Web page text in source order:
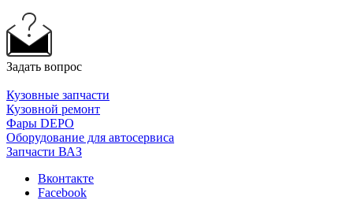
Задать вопрос
Кузовные запчасти
Кузовной ремонт
Фары DEPO
Оборудование для автосервиса
Запчасти ВАЗ
Вконтакте
Facebook